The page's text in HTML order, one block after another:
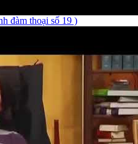
đàm thoại số 19 )